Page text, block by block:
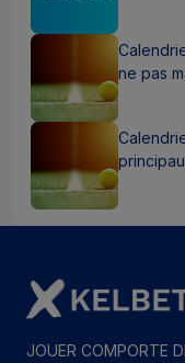
ne pas
JOUER COMPORTE